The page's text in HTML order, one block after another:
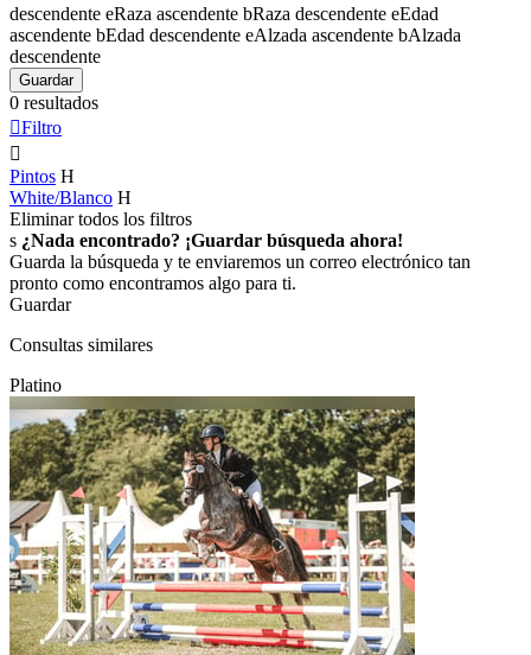
descendente eRaza ascendente bRaza descendente eEdad
ascendente bEdad descendente eAlzada ascendente bAlzada
descendente
Guardar
0 resultados
Filtro

Pintos H
White/Blanco H
Eliminar todos los filtros
s ¿Nada encontrado? ¡Guardar búsqueda ahora!
Guarda la búsqueda y te enviaremos un correo electrónico tan
pronto como encontramos algo para ti.
Guardar
Consultas similares
Platino